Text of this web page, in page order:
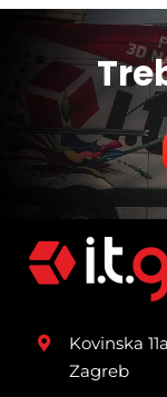
Kovinska
Zagreb